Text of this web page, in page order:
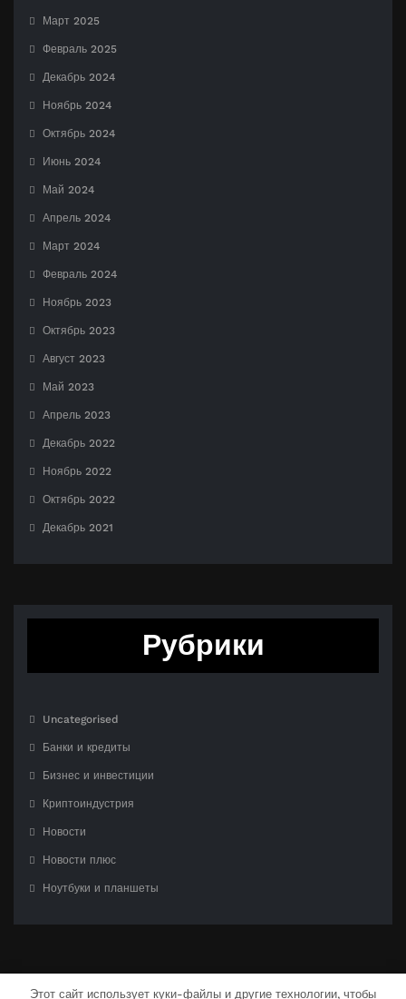
Март 2025
Февраль 2025
Декабрь 2024
Ноябрь 2024
Октябрь 2024
Июнь 2024
Май 2024
Апрель 2024
Март 2024
Февраль 2024
Ноябрь 2023
Октябрь 2023
Август 2023
Май 2023
Апрель 2023
Декабрь 2022
Ноябрь 2022
Октябрь 2022
Декабрь 2021
Рубрики
Uncategorised
Банки и кредиты
Бизнес и инвестиции
Криптоиндустрия
Новости
Новости плюс
Ноутбуки и планшеты
Этот сайт использует куки-файлы и другие технологии, чтобы